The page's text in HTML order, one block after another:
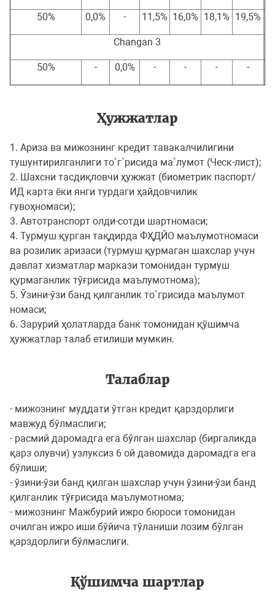
50% 0,0% - 11,5% 16,0% 18,1% 19,5%
Changan 3
50% - 0,0% - - - -
Ҳужжатлар
1. Aриза ва мижознинг кредит тавакалчилигини
тушунтирилганлиги то`г`рисида ма`лумот (Чеcк-лист);
2. Шахсни тасдиқловчи ҳужжат (биометрик паспорт/
ИД карта ёки янги турдаги ҳайдовчилик
гувоҳномаси);
3. Aвтотранспорт олди-сотди шартномаси;
4. Турмуш қурган тақдирда ФҲДЙО маълумотномаси
ва розилик аризаси (турмуш қурмаган шахслар учун
давлат хизматлар маркази томонидан турмуш
қурмаганлик тўғрисида маълумотнома);
5. Ўзини-ўзи банд қилганлик то`грисида маълумот
номаси;
6. Зарурий ҳолатларда банк томонидан қўшимча
ҳужжатлар талаб етилиши мумкин.
Талаблар
- мижознинг муддати ўтган кредит қарздорлиги
мавжуд бўлмаслиги;
- расмий даромадга ега бўлган шахслар (биргаликда
қарз олувчи) узлуксиз 6 ой давомида даромадга ега
бўлиши;
- ўзини-ўзи банд қилган шахслар учун ўзини-ўзи банд
қилганлик тўғрисида маълумотнома;
- мижознинг Мажбурий ижро бюроси томонидан
очилган ижро иши бўйича тўланиши лозим бўлган
қарздорлиги бўлмаслиги.
Қўшимча шартлар